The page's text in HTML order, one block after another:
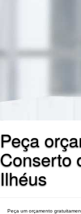
Peça
Conserto
Ilhéus
Peça um orçamento